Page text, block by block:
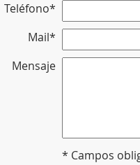
Teléfono*
Mail*
Mensaje
* Campos